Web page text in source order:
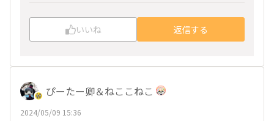
いいね 返信する
ぴーたー卿＆ねここねこ
2024/05/09 15:36